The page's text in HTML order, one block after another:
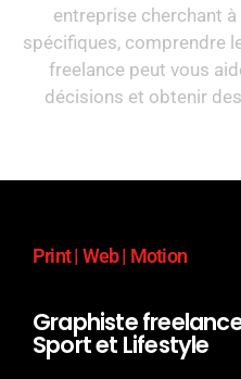
entreprise cherchant
spécifiques, comprendre
freelance peut vous
décisions et obtenir
Print | Web | Motion
Graphiste
Sport et Lifestyle